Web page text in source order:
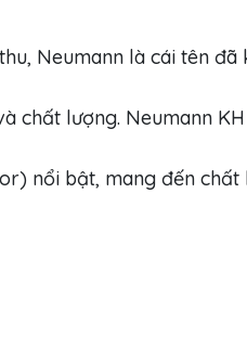
Neumann là cái tên đã
chất lượng. Neumann
nổi bật, mang đến